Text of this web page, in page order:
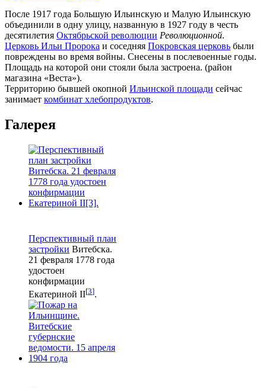
После 1917 года Большую Ильинскую и Малую Ильинскую
объединили в одну улицу, названную в 1927 году в честь
десятилетия Октябрьской революции Революционной.
Церковь Ильи Пророка и соседняя Покровская церковь были
повреждены во время войны. Снесены в послевоенные годы.
Площадь на которой они стояли была застроена. (район
магазина «Веста»).
Территорию бывшей окопной Ильинской площади сейчас
занимает комбинат хлебопродуктов.
Галерея
Перспективный план
застройки Витебска.
21 февраля 1778 года
удостоен
конфирмации
Екатериной II[3].